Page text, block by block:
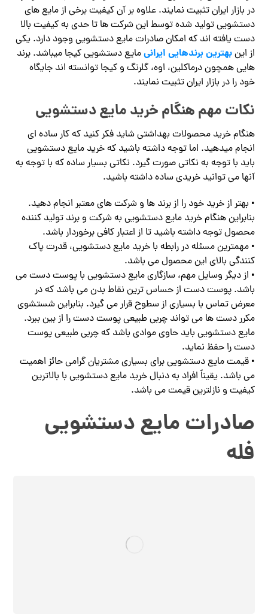
در بازار ایران تثبیت نمایند. علاوه بر آن کیفیت برخی از مایع های
دستشویی تولید شده توسط این شرکت ها تا حدی به کیفیت بالا
دست یافته اند که امکان صادرات مایع دستشویی وجود دارد. یکی
از اینبهترین برندهایی ایرانیمایع دستشویی کیجا میباشد. برند
هایی همچون درماکلین، اوه، گلرنگ و کیجا توانسته اند جایگاه
خود را در بازار ایران تثبیت نمایند‌.
نکات مهم هنگام خرید مایع دستشویی
هنگام خرید محصولات بهداشتی شاید فکر کنید که کار ساده ای
انجام میدهید. اما توجه داشته باشید که خرید مایع دستشویی
باید با توجه به نکاتی صورت گیرد. نکاتی بسیار ساده که با توجه به
آنها می توانید خریدی ساده داشته باشید.
• بهتر از خرید خود را از برند ها و شرکت های معتبر انجام دهید.
بنابراین هنگام خرید مایع دستشویی به شرکت و برند تولید کننده
محصول توجه داشته باشید تا از اعتبار کافی برخوردار باشد.
• مهمترین مسئله در رابطه با خرید مایع دستشویی، قدرت پاک
کنندگی بالای این محصول می باشد.
• از دیگر وسایل مهم، سازگاری مایع دستشویی با پوست دست می
باشد. پوست دست از حساس ترین نقاط بدن می باشد که در
معرض تماس با بسیاری از سطوح قرار می گیرد. بنابراین شستشوی
مکرر دست ها می تواند چربی طبیعی پوست دست را از بین ببرد.
مایع دستشویی باید حاوی موادی باشد که چربی طبیعی پوست
دست را حفظ نماید.
• قیمت مایع دستشویی برای بسیاری مشتریان گرامی حائز اهمیت
می باشد. یقیناً افراد به دنبال خرید مایع دستشویی با بالاترین
کیفیت و نازلترین قیمت می باشد.
صادرات مایع دستشویی
فله